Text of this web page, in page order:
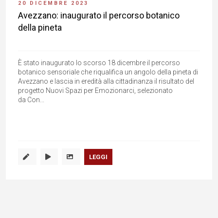
20 DICEMBRE 2023
Avezzano: inaugurato il percorso botanico
della pineta
È stato inaugurato lo scorso 18 dicembre il percorso
botanico sensoriale che riqualifica un angolo della pineta di
Avezzano e lascia in eredità alla cittadinanza il risultato del
progetto Nuovi Spazi per Emozionarci, selezionato
da Con...
LEGGI